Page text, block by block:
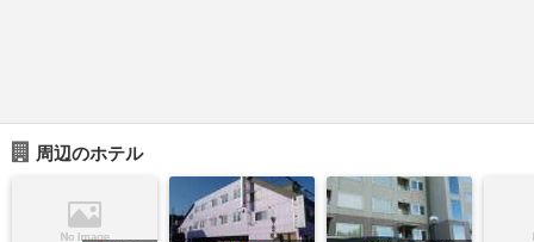
周辺のホテル